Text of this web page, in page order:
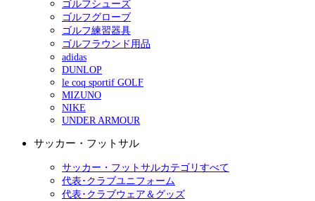
ゴルフシューズ
ゴルフグローブ
ゴルフ練習器具
ゴルフラウンド用品
adidas
DUNLOP
le coq sportif GOLF
MIZUNO
NIKE
UNDER ARMOUR
サッカー・フットサル
サッカー・フットサルカテゴリすべて
代表･クラブユニフォーム
代表･クラブウェア＆グッズ